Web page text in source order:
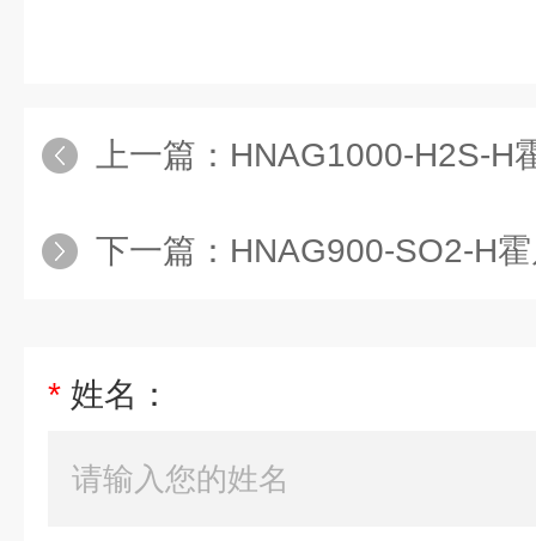
上一篇： HNAG1000-H2S-H霍尼艾格
下一篇： HNAG900-SO2-H霍尼艾格
* 姓名：